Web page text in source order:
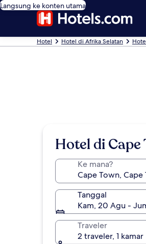
Langsung ke konten utama
Hotel Hotel di Afrika Selatan
Hotel di Cape
Ke mana?
Tanggal
Kam, 20 Agu -
Traveler
2 traveler, 1 kamar